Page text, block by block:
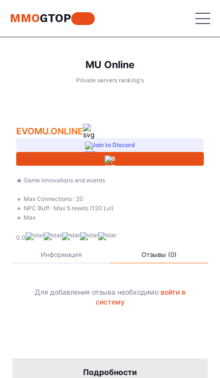
MMOGTOP
Perfect World
World of Warcraft
Aion
Perfect World
Other games
MU Online
Private servers ranking's
EVOMU.ONLINE
Join to Discord
9
🔥 Game innovations and events
🔹 Max Connections : 20
🔹 NPC Buff : Max 5 resets (120 Lvl)
🔹 Max
0.0
Информация Отзывы (0)
Для добавления отзыва необходимо войти в
систему
Подробности